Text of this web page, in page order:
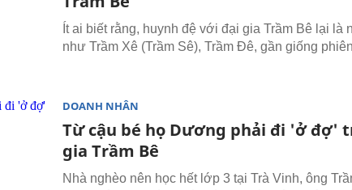
Ít ai biết rằng, huynh đệ với đại gia Trầm Bê lại là
như Trầm Xê (Trầm Sê), Trầm Đê, gần giống
DOANH NHÂN
Từ cậu bé họ Dương phải đi 'ở đợ'
gia Trầm Bê
Nhà nghèo nên học hết lớp 3 tại Trà Vinh, ông